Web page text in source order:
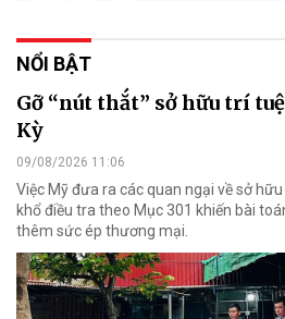
NỔI BẬT
Gỡ “nút thắt” sở hữu trí
Kỳ
09/08/2026 11:06
Việc Mỹ đưa ra các quan ngại về sở
khổ điều tra theo Mục 301 khiến bài
thêm sức ép thương mại.